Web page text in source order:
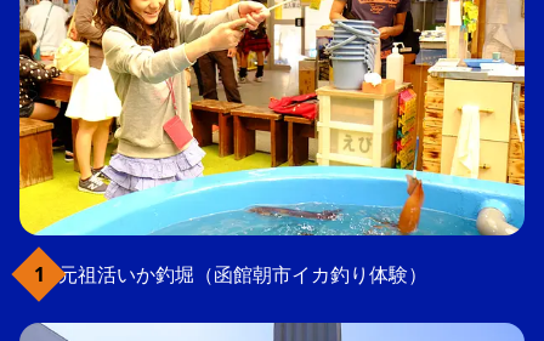
元祖活いか釣堀（函館朝市イカ釣り体験）